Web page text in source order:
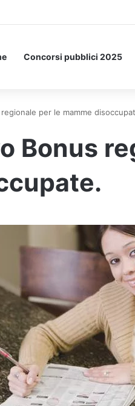
per Stare a Letto: ecco
Concorsi pubblici 2025
per le mamme
Bonus